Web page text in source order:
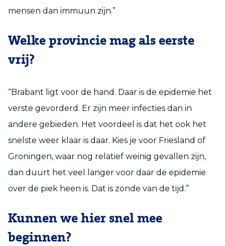
mensen dan immuun zijn.”
Welke provincie mag als eerste
vrij?
“Brabant ligt voor de hand. Daar is de epidemie het
verste gevorderd. Er zijn meer infecties dan in
andere gebieden. Het voordeel is dat het ook het
snelste weer klaar is daar. Kies je voor Friesland of
Groningen, waar nog relatief weinig gevallen zijn,
dan duurt het veel langer voor daar de epidemie
over de piek heen is. Dat is zonde van de tijd.”
Kunnen we hier snel mee
beginnen?